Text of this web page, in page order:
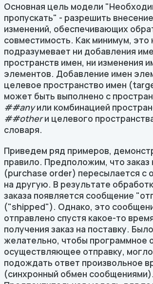
Основная цель модели
пропускать" - разрешить
изменений, обеспечивающих
совместимость. Как минимум, это
подразумевает ни добавления
пространств имен, ни изменения
элементов. Добавление имен
целевое пространство имен
может быть выполнено с
##anyили комбинацией
##otherи целевого
словаря.
Приведем ряд примеров,
правило. Предположим, что заказ
(purchase order) пересылается с
на другую. В результате
заказа появляется сообщение
("shipped"). Однако, это
отправлено спустя какое-то
получения заказ на поставку.
желательно, чтобы программное
осуществляющее отправку,
подождать ответ произвольное
(синхронный обмен сообщениями).